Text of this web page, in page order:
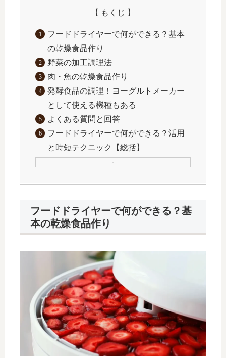
【 もくじ 】
フードドライヤーで何ができる？基本
の乾燥食品作り
野菜の加工調理法
肉・魚の乾燥食品作り
発酵食品の調理！ヨーグルトメーカー
として使える機種もある
よくある質問と回答
フードドライヤーで何ができる？活用
と時短テクニック【総括】
フードドライヤーで何ができる？基
本の乾燥食品作り